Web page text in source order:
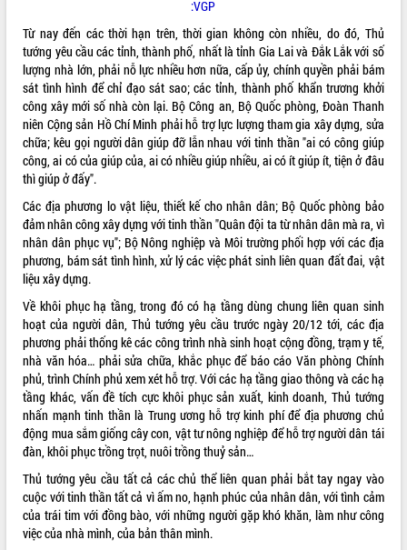
Quyết liệt tháo gỡ vướng mắc, đẩy
nhanh tiến độ các dự án trọng điểm
trong Khu kinh tế Nam Phú Yên
Hòn Yến phát triển du lịch gắn với bảo
tồn biển
Lấy ý kiến điều chỉnh Quy hoạch tỉnh
Đắk Lắk thời kỳ 2021-2030, tầm nhìn
đến năm 2050
Phát động chiến dịch 30 ngày đêm
giải phóng mặt bằng Tuyến đường bộ
ven biển
Đắk Lắk nỗ lực thúc đẩy tăng trưởng
kinh tế từ 10% trở lên trong Quý
II/2026
Đắk Lắk ký kết thỏa thuận hợp tác về
chuyển đổi số giai đoạn 2026 – 2030
với Tập đoàn Bưu chính Viễn thông
Việt Nam
Thứ trưởng Bộ Y tế làm việc với tỉnh
Đắk Lắk về phát triển nhân lực y tế
cho trạm y tế cấp xã
Du lịch Đắk Lắk nâng tầm trải nghiệm
du khách thông qua Hệ thống cơ sở dữ
liệu và Bản đồ số
Tập huấn ứng dụng trí tuệ nhân tạo (AI)
trong thương mại điện tử năm 2026
Đoàn đại biểu Quốc hội tỉnh Đắk Lắk
:VGP
Từ nay đến các thời hạn trên, thời gian không còn nhiều, do đó, Thủ
tướng yêu cầu các tỉnh, thành phố, nhất là tỉnh Gia Lai và Đắk Lắk với số
lượng nhà lớn, phải nỗ lực nhiều hơn nữa, cấp ủy, chính quyền phải bám
sát tình hình để chỉ đạo sát sao; các tỉnh, thành phố khẩn trương khởi
công xây mới số nhà còn lại. Bộ Công an, Bộ Quốc phòng, Đoàn Thanh
niên Cộng sản Hồ Chí Minh phải hỗ trợ lực lượng tham gia xây dựng, sửa
chữa; kêu gọi người dân giúp đỡ lẫn nhau với tinh thần "ai có công giúp
công, ai có của giúp của, ai có nhiều giúp nhiều, ai có ít giúp ít, tiện ở đâu
thì giúp ở đấy".
Các địa phương lo vật liệu, thiết kế cho nhân dân; Bộ Quốc phòng bảo
đảm nhân công xây dựng với tinh thần "Quân đội ta từ nhân dân mà ra, vì
nhân dân phục vụ"; Bộ Nông nghiệp và Môi trường phối hợp với các địa
phương, bám sát tình hình, xử lý các việc phát sinh liên quan đất đai, vật
liệu xây dựng.
Về khôi phục hạ tầng, trong đó có hạ tầng dùng chung liên quan sinh
hoạt của người dân, Thủ tướng yêu cầu trước ngày 20/12 tới, các địa
phương phải thống kê các công trình nhà sinh hoạt cộng đồng, trạm y tế,
nhà văn hóa… phải sửa chữa, khắc phục để báo cáo Văn phòng Chính
phủ, trình Chính phủ xem xét hỗ trợ. Với các hạ tầng giao thông và các hạ
tầng khác, vấn đề tích cực khôi phục sản xuất, kinh doanh, Thủ tướng
nhấn mạnh tinh thần là Trung ương hỗ trợ kinh phí để địa phương chủ
động mua sắm giống cây con, vật tư nông nghiệp để hỗ trợ người dân tái
đàn, khôi phục trồng trọt, nuôi trồng thuỷ sản…
Thủ tướng yêu cầu tất cả các chủ thể liên quan phải bắt tay ngay vào
cuộc với tinh thần tất cả vì ấm no, hạnh phúc của nhân dân, với tình cảm
của trái tim với đồng bào, với những người gặp khó khăn, làm như công
việc của nhà mình, của bản thân mình.